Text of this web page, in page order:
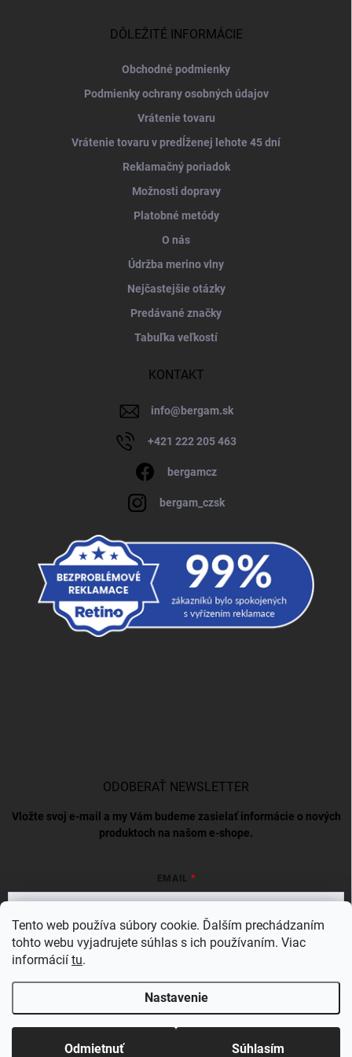
Tento web používa súbory cookie. Ďalším prechádzaním
tohto webu vyjadrujete súhlas s ich používaním. Viac
informácií tu.
Nastavenie
Odmietnuť Súhlasím
DÔLEŽITÉ INFORMÁCIE
Obchodné podmienky
Podmienky ochrany osobných údajov
Vrátenie tovaru
Vrátenie tovaru v predĺženej lehote 45 dní
Reklamačný poriadok
Možnosti dopravy
Platobné metódy
O nás
Údržba merino vlny
Nejčastejšie otázky
Predávané značky
Tabuľka veľkostí
KONTAKT
info@bergam.sk
+421 222 205 463
bergamcz
bergam_czsk
ODOBERAŤ NEWSLETTER
Vložte svoj e-mail a my Vám budeme zasielať informácie o nových
produktoch na našom e-shope.
EMAIL
Vložením e-mailu súhlasíte s
Prihlásiť sa
Copyright 2026 . Všetky práva vyhradené.